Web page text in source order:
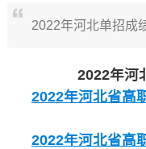
2022年河北单招成
2022年河
2022年河北省高
2022年河北省高